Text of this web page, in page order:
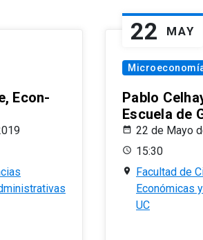
Econ-
22 MAY
Pablo
Escuela de
22 de Mayo
15:30
Facultad de
Económicas
UC